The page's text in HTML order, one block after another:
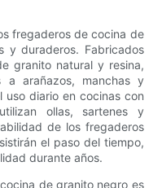
fregaderos de cocina de
y duraderos. Fabricados
granito natural y resina,
a arañazos, manchas y
uso diario en cocinas con
ollas, sartenes y
de los fregaderos
el paso del tiempo,
durante años.
de granito negro es